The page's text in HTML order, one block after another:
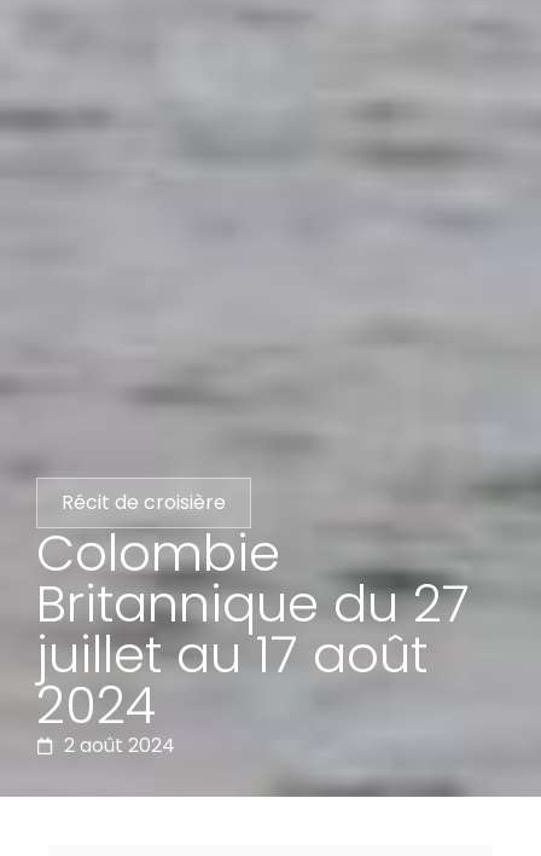
Récit de croisière
Colombie
Britannique du 27
juillet au 17 août
2024
2 août 2024